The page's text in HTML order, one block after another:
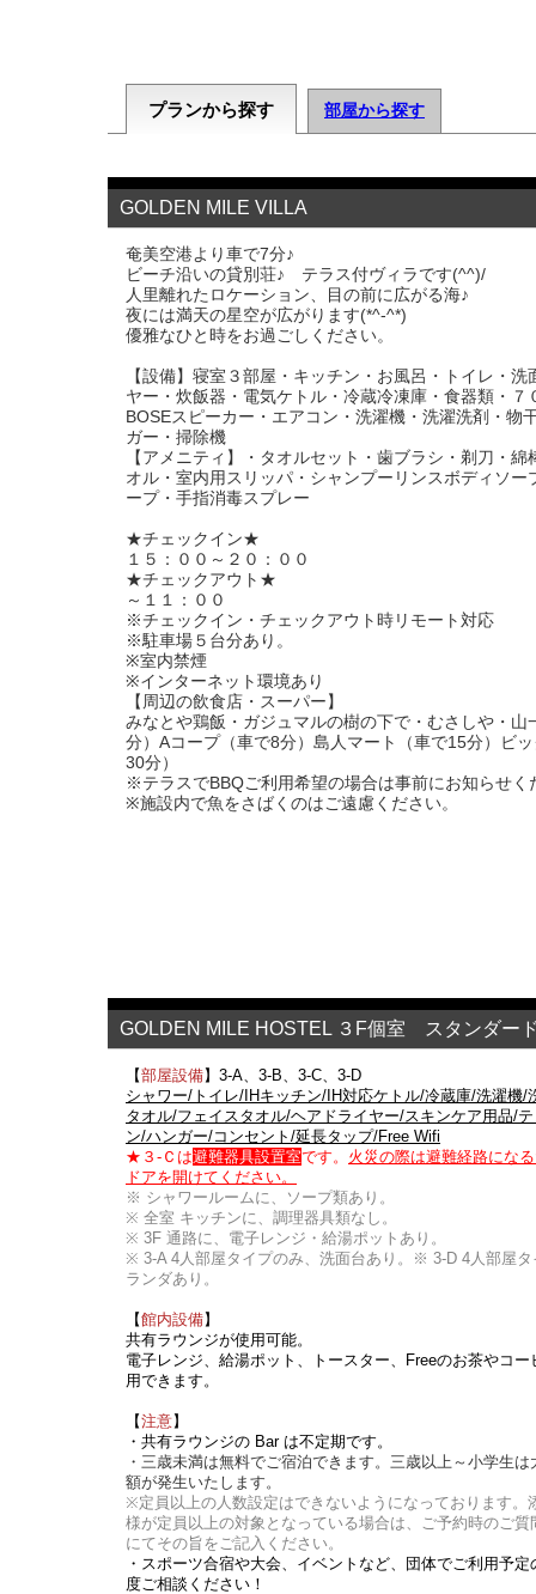
プランから探す 部屋から探す
GOLDEN MILE VILLA
奄美空港より車で7分♪
ビーチ沿いの貸別荘♪ テラス付ヴィラです(^^)/
人里離れたロケーション、目の前に広がる海♪
夜には満天の星空が広がります(*^-^*)
優雅なひと時をお過ごしください。
【設備】寝室３部屋・キッチン・お風呂・トイレ・洗
ヤー・炊飯器・電気ケトル・冷蔵冷凍庫・食器類・７
BOSEスピーカー・エアコン・洗濯機・洗濯洗剤・物
ガー・掃除機
【アメニティ】・タオルセット・歯ブラシ・剃刀・綿
オル・室内用スリッパ・シャンプーリンスボディソー
ープ・手指消毒スプレー
★チェックイン★
１５：００～２０：００
★チェックアウト★
～１１：００
※チェックイン・チェックアウト時リモート対応
※駐車場５台分あり。
※室内禁煙
※インターネット環境あり
【周辺の飲食店・スーパー】
みなとや鶏飯・ガジュマルの樹の下で・むさしや・山
分）Aコープ（車で8分）島人マート（車で15分）ビ
30分）
※テラスでBBQご利用希望の場合は事前にお知らせく
※施設内で魚をさばくのはご遠慮ください。
GOLDEN MILE HOSTEL ３F個室 スタンダー
【部屋設備】3-A、3-B、3-C、3-D
シャワー/トイレ/IHキッチン/IH対応ケトル/冷蔵庫/洗濯機/
タオル/フェイスタオル/ヘアドライヤー/スキンケア用品/
ン/ハンガー/コンセント/延長タップ/Free Wifi
★３-Ｃは避難器具設置室です。 火災の際は避難経路にな
ドアを開けてください。
※ シャワールームに、ソープ類あり。
※ 全室 キッチンに、調理器具類なし。
※ 3F 通路に、電子レンジ・給湯ポットあり。
※ 3-A 4人部屋タイプのみ、洗面台あり。※ 3-D 4人部屋タ
ランダあり。
【館内設備】
共有ラウンジが使用可能。
電子レンジ、給湯ポット、トースター、Freeのお茶やコー
用できます。
【注意】
・共有ラウンジの Bar は不定期です。
・三歳未満は無料でご宿泊できます。三歳以上～小学生は
額が発生いたします。
※定員以上の人数設定はできないようになっております。
様が定員以上の対象となっている場合は、ご予約時のご質
にてその旨をご記入ください。
・スポーツ合宿や大会、イベントなど、団体でご利用予定
度ご相談ください！